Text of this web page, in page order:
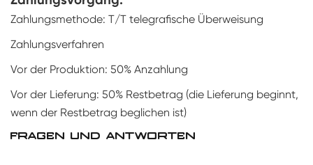
Zahlungsmethode: T/T telegrafische Überweisung
Zahlungsverfahren
Vor der Produktion: 50% Anzahlung
Vor der Lieferung: 50% Restbetrag (die Lieferung beginnt,
wenn der Restbetrag beglichen ist)
FRAGEN UND ANTWORTEN